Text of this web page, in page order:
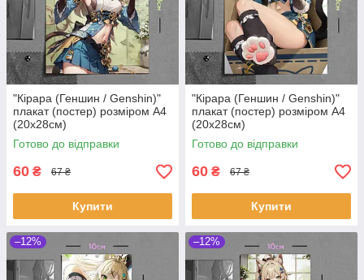
"Кірара (Геншин / Genshin)"
плакат (постер) розміром А4
(20х28см)
Готово до відправки
60 ₴ 67 ₴
Купити
"Кірара (Геншин / Genshin)"
плакат (постер) розміром А4
(20х28см)
Готово до відправки
60 ₴ 67 ₴
Купити
–12% –12%